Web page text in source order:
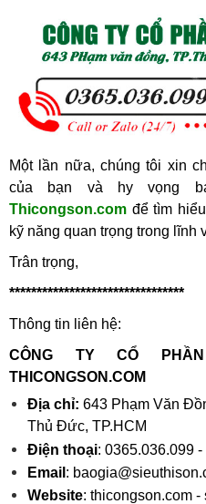
Một lần nữa, chúng tôi xin
Thicongson.com để tìm
kỹ năng quan trọng trong lĩnh
Trân trọng,
********************************
Thông tin liên hệ:
CÔNG TY CỔ
THICONGSON.COM
Địa chỉ: 643 Phạm Văn
Thủ Đức, TP.HCM
Điện thoại: 0365.036.099
Email :
Website: thicongson.com